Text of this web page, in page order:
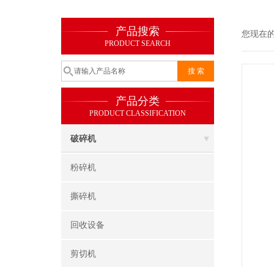
产品搜索
PRODUCT SEARCH
产品分类
PRODUCT CLASSIFICATION
破碎机
粉碎机
撕碎机
回收设备
剪切机
您现在